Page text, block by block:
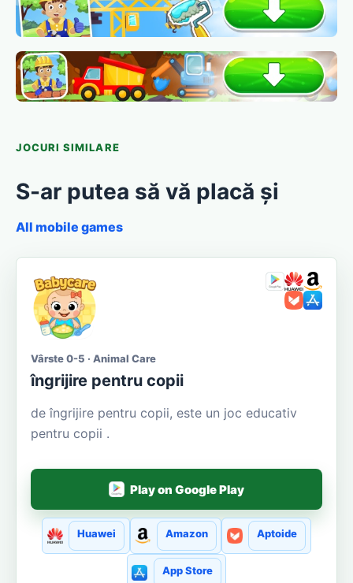
JOCURI SIMILARE
S-ar putea să vă placă și
All mobile games
Vârste 0-5 · Animal Care
îngrijire pentru copii
de îngrijire pentru copii, este un joc educativ
pentru copii .
Play on Google Play
Huawei Amazon Aptoide
App Store